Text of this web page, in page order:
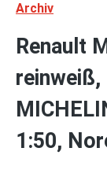
Archiv
Renault
1:50,